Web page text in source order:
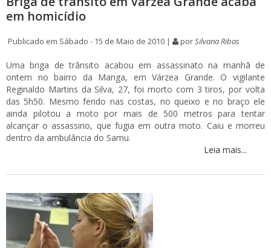
em homicídio
Publicado em Sábado - 15 de Maio de 2010 | porSilvana Ribas
Uma briga de trânsito acabou em assassinato na manhã de
ontem no bairro da Manga, em Várzea Grande. O vigilante
Reginaldo Martins da Silva, 27, foi morto com 3 tiros, por volta
das 5h50. Mesmo ferido nas costas, no queixo e no braço ele
ainda pilotou a moto por mais de 500 metros para tentar
alcançar o assassino, que fugia em outra moto. Caiu e morreu
dentro da ambulância do Samu.
Leia mais...